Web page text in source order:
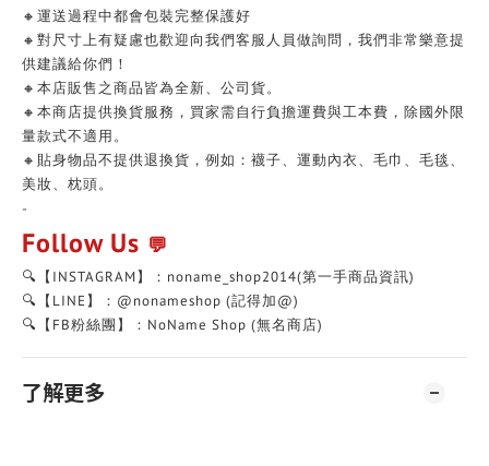
🔸運送過程中都會包裝完整保護好
🔸對尺寸上有疑慮也歡迎向我們客服人員做詢問，我們非常樂意提
供建議給你們！
🔸本店販售之商品皆為全新、公司貨。
🔸本商店提供換貨服務，買家需自行負擔運費與工本費，除國外限
量款式不適用。
🔸貼身物品不提供退換貨，例如：襪子、運動內衣、毛巾、毛毯、
美妝、枕頭。
-
Follow Us 💬
🔍【INSTAGRAM】：noname_shop2014(第一手商品資訊)
🔍【LINE】：@nonameshop (記得加@)
🔍【FB粉絲團】：NoName Shop (無名商店)
了解更多